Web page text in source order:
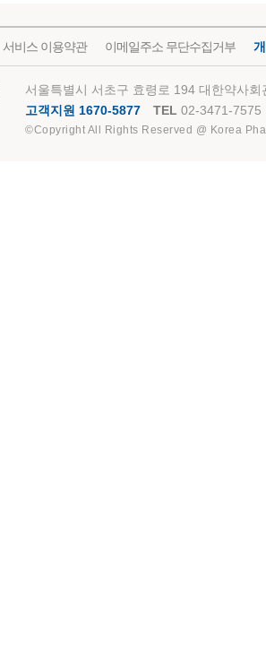
서비스 이용약관 이메일주소 무단수집거부
서울특별시 서초구 효령로 194 대한약사
고객지원 1670-5877
TEL 02-3471-7575
©Copyright All Rights Reserved @ Korea